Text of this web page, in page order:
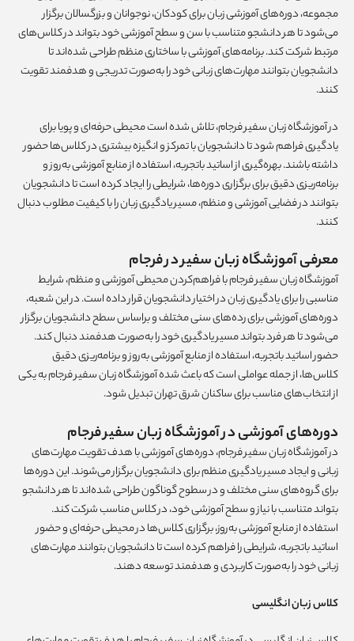
مجموعه، دوره‌های آموزشی زبان برای کودکان، نوجوانان و بزرگسالان برگزار
می‌شود تا هر دانشجو متناسب با سن و سطح آموزشی خود بتواند در کلاس‌های
مرتبط شرکت کند. برنامه‌های آموزشی با ساختاری منظم طراحی شده‌اند تا
دانشجویان بتوانند مهارت‌های زبانی خود را به‌صورت تدریجی و هدفمند تقویت
کنند.
در آموزشگاه زبان سفیر فرجام، تلاش شده است محیطی حرفه‌ای و پویا برای
یادگیری فراهم شود تا دانشجویان با تمرکز و انگیزه بیشتری در کلاس‌ها حضور
داشته باشند. بهره‌گیری از اساتید باتجربه، استفاده از منابع آموزشی به‌روز و
برنامه‌ریزی دقیق برای برگزاری دوره‌ها، شرایطی را ایجاد کرده است تا دانشجویان
بتوانند در فضایی آموزشی و منظم، مسیر یادگیری زبان را با کیفیت مطلوب دنبال
کنند.
معرفی آموزشگاه زبان سفیر در فرجام
آموزشگاه زبان سفیر فرجام با فراهم‌کردن محیطی آموزشی و منظم، شرایط
مناسبی را برای یادگیری زبان در اختیار دانشجویان قرار داده است. در این شعبه،
دوره‌های آموزشی برای رده‌های سنی مختلف و براساس سطح دانشجویان برگزار
می‌شود تا هر فرد بتواند مسیر یادگیری خود را به‌صورت هدفمند دنبال کند.
حضور اساتید باتجربه، استفاده از منابع آموزشی به‌روز و برنامه‌ریزی دقیق
کلاس‌ها، از جمله عواملی است که باعث شده آموزشگاه زبان سفیر فرجام به یکی
از انتخاب‌های مناسب برای ساکنان شرق تهران تبدیل شود.
دوره‌های آموزشی در آموزشگاه زبان سفیر فرجام
در آموزشگاه زبان سفیر فرجام، دوره‌های آموزشی با هدف تقویت مهارت‌های
زبانی و ایجاد مسیر یادگیری منظم برای دانشجویان برگزار می‌شوند. این دوره‌ها
برای گروه‌های سنی مختلف و در سطوح گوناگون طراحی شده‌اند تا هر دانشجو
بتواند متناسب با نیاز و سطح آموزشی خود، در کلاس مناسب شرکت کند.
استفاده از منابع آموزشی به‌روز، برگزاری کلاس‌ها در محیطی حرفه‌ای و حضور
اساتید باتجربه، شرایطی را فراهم کرده است تا دانشجویان بتوانند مهارت‌های
زبانی خود را به‌صورت کاربردی و هدفمند توسعه دهند.
کلاس زبان انگلیسی